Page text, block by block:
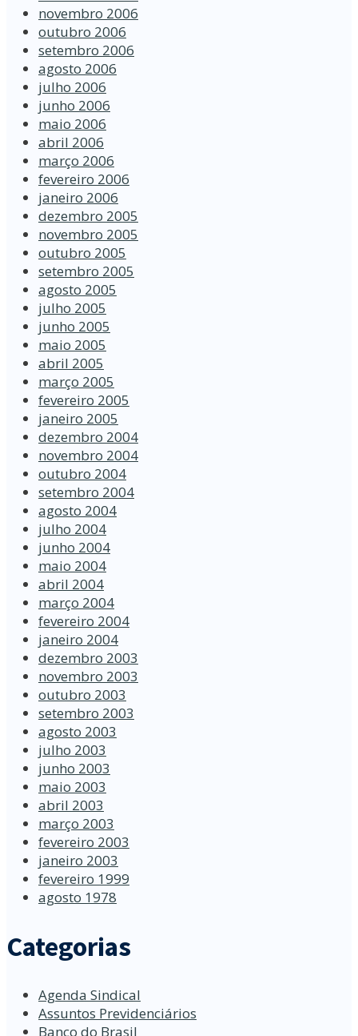
novembro 2006
outubro 2006
setembro 2006
agosto 2006
julho 2006
junho 2006
maio 2006
abril 2006
março 2006
fevereiro 2006
janeiro 2006
dezembro 2005
novembro 2005
outubro 2005
setembro 2005
agosto 2005
julho 2005
junho 2005
maio 2005
abril 2005
março 2005
fevereiro 2005
janeiro 2005
dezembro 2004
novembro 2004
outubro 2004
setembro 2004
agosto 2004
julho 2004
junho 2004
maio 2004
abril 2004
março 2004
fevereiro 2004
janeiro 2004
dezembro 2003
novembro 2003
outubro 2003
setembro 2003
agosto 2003
julho 2003
junho 2003
maio 2003
abril 2003
março 2003
fevereiro 2003
janeiro 2003
fevereiro 1999
agosto 1978
Categorias
Agenda Sindical
Assuntos Previdenciários
Banco do Brasil